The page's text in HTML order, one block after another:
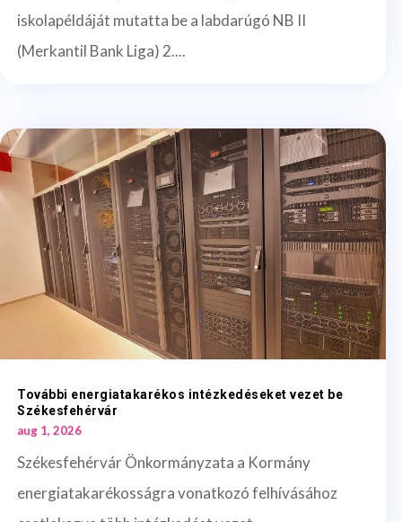
iskolapéldáját mutatta be a labdarúgó NB II
(Merkantil Bank Liga) 2....
További energiatakarékos intézkedéseket vezet be
Székesfehérvár
aug 1, 2026
Székesfehérvár Önkormányzata a Kormány
energiatakarékosságra vonatkozó felhívásához